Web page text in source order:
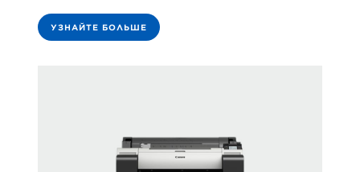
УЗНАЙТЕ БОЛЬШЕ